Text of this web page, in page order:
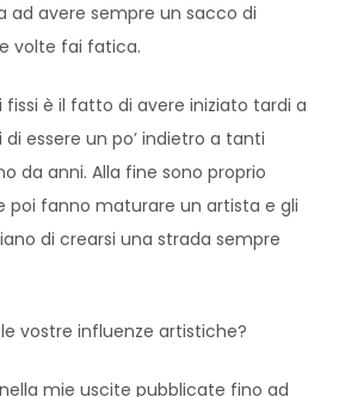
ad avere sempre un sacco di
volte fai fatica.
fissi è il fatto di avere iniziato tardi a
essere un po’ indietro a tanti
da anni. Alla fine sono proprio
fanno maturare un artista e gli
di crearsi una strada sempre
influenze artistiche?
mie uscite pubblicate fino ad